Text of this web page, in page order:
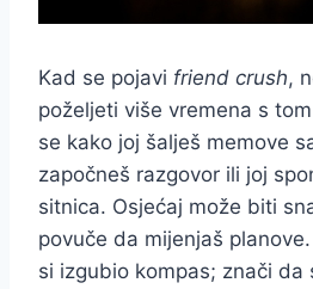
Kad se pojavi friend crush,
poželjeti više vremena s
se kako joj šalješ memove
započneš razgovor ili joj
sitnica. Osjećaj može biti
povuče da mijenjaš
si izgubio kompas; znači da